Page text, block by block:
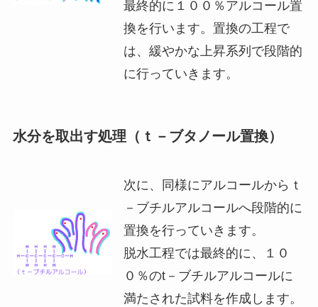
最終的に１００％アルコール置
換を行います。置換の工程で
は、緩やかな上昇系列で段階的
に行っていきます。
水分を取出す処理（ｔ－ブタノール置換）
次に、同様にアルコールからｔ
－ブチルアルコールへ段階的に
置換を行っていきます。
脱水工程では最終的に、１０
０％のt－ブチルアルコールに
満たされた試料を作成します。